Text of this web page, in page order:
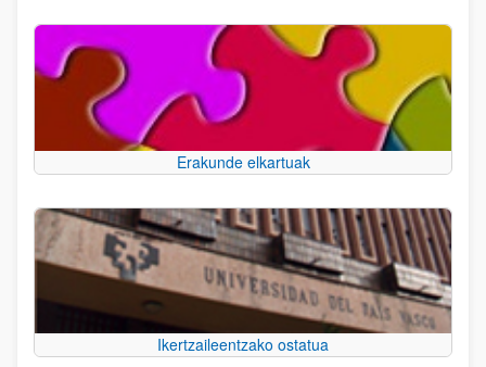
Erakunde elkartuak
Ikertzaileentzako ostatua